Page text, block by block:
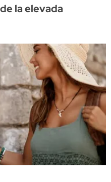
la elevada